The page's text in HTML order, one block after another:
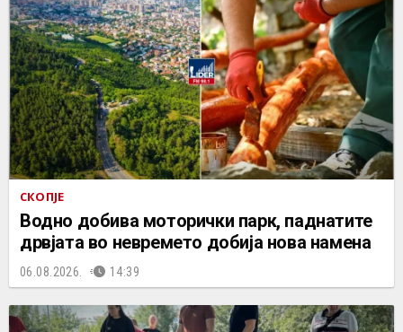
СКОПЈЕ
Водно добива моторички парк, паднатите
дрвјата во невремето добија нова намена
06.08.2026. 14:39